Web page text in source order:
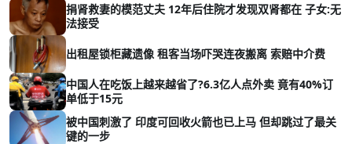
捐肾救妻的模范丈夫 12年后住院才发现双肾都在 子女:无
法接受
出租屋锁柜藏遗像 租客当场吓哭连夜搬离 索赔中介费
中国人在吃饭上越来越省了?6.3亿人点外卖 竟有40%订
单低于15元
被中国刺激了 印度可回收火箭也已上马 但却跳过了最关
键的一步